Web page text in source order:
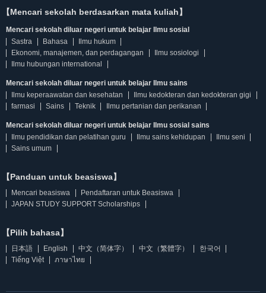
【Mencari sekolah berdasarkan mata kuliah】
Mencari sekolah diluar negeri untuk belajar Ilmu sosial
Sastra
Bahasa
Ilmu hukum
Ekonomi, manajemen, dan perdagangan
Ilmu sosiologi
Ilmu hubungan international
Mencari sekolah diluar negeri untuk belajar Ilmu sains
Ilmu keperaawatan dan kesehatan
Ilmu kedokteran dan kedokteran gigi
farmasi
Sains Teknik Ilmu pertanian dan perikanan
Mencari sekolah diluar negeri untuk belajar Ilmu sosial sains
Ilmu pendidikan dan pelatihan guru
Ilmu sains kehidupan
Ilmu seni
Sains umum
【Panduan untuk beasiswa】
Mencari beasiswa
Pendaftaran untuk Beasiswa
JAPAN STUDY SUPPORT Scholarships
【Pilih bahasa】
日本語 English 中文（简体字） 中文（繁體字）
한국어
Tiếng Việt
ภาษาไทย